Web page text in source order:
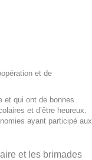
et de
et qui ont de bonnes
et d’être heureux.
ayant participé aux
et les brimades